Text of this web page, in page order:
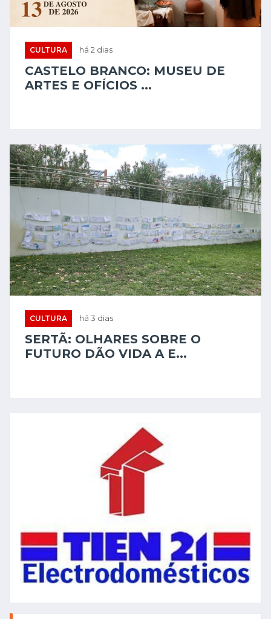
CULTURA há 2 dias
CASTELO BRANCO: MUSEU DE
ARTES E OFÍCIOS ...
CULTURA há 3 dias
SERTÃ: OLHARES SOBRE O
FUTURO DÃO VIDA A E...